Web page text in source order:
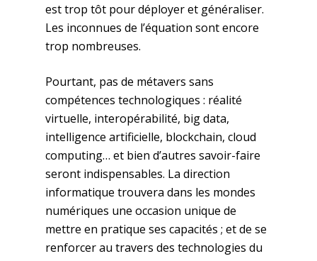
est trop tôt pour déployer et généraliser.
Les inconnues de l’équation sont encore
trop nombreuses.
Pourtant, pas de métavers sans
compétences technologiques : réalité
virtuelle, interopérabilité, big data,
intelligence artificielle, blockchain, cloud
computing… et bien d’autres savoir-faire
seront indispensables. La direction
informatique trouvera dans les mondes
numériques une occasion unique de
mettre en pratique ses capacités ; et de se
renforcer au travers des technologies du